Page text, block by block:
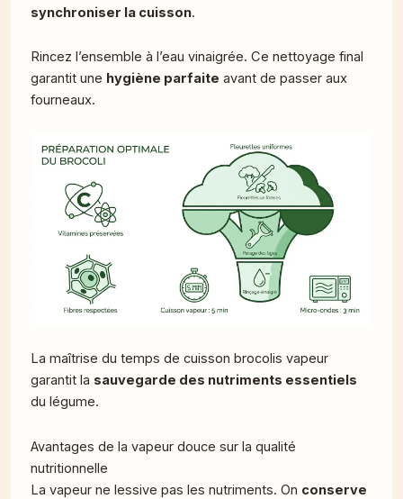
synchroniser la cuisson.
Rincez l’ensemble à l’eau vinaigrée. Ce nettoyage final
garantit une hygiène parfaite avant de passer aux
fourneaux.
La maîtrise du temps de cuisson brocolis vapeur
garantit la sauvegarde des nutriments essentiels
du légume.
Avantages de la vapeur douce sur la qualité
nutritionnelle
La vapeur ne lessive pas les nutriments. On conserve